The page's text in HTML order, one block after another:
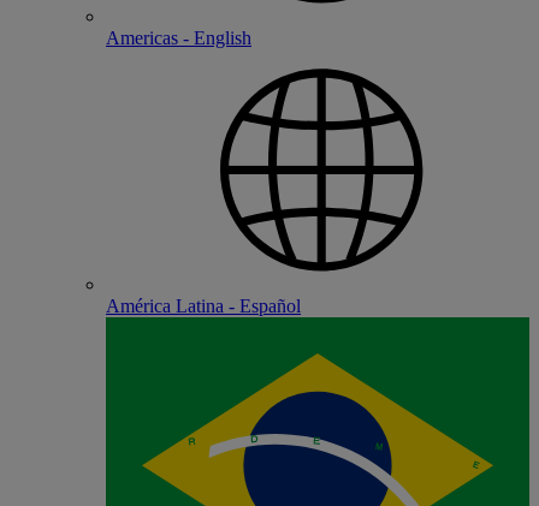
Americas - English
América Latina - Español